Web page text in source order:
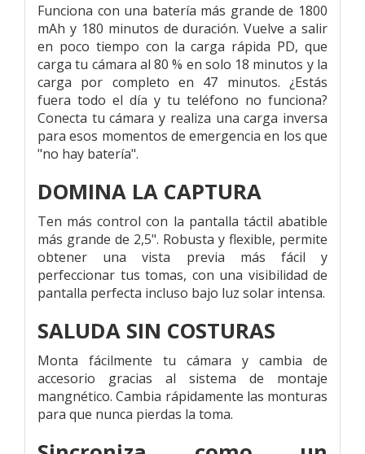
Funciona con una batería más grande de 1800
mAh y 180 minutos de duración. Vuelve a salir
en poco tiempo con la carga rápida PD, que
carga tu cámara al 80 % en solo 18 minutos y la
carga por completo en 47 minutos. ¿Estás
fuera todo el día y tu teléfono no funciona?
Conecta tu cámara y realiza una carga inversa
para esos momentos de emergencia en los que
"no hay batería".
DOMINA LA CAPTURA
Ten más control con la pantalla táctil abatible
más grande de 2,5". Robusta y flexible, permite
obtener una vista previa más fácil y
perfeccionar tus tomas, con una visibilidad de
pantalla perfecta incluso bajo luz solar intensa.
SALUDA SIN COSTURAS
Monta fácilmente tu cámara y cambia de
accesorio gracias al sistema de montaje
mangnético. Cambia rápidamente las monturas
para que nunca pierdas la toma.